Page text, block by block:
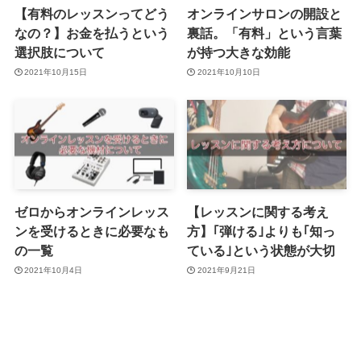
【有料のレッスンってどう
なの？】お金を払うという
選択肢について
2021年10月15日
オンラインサロンの開設と
裏話。「有料」という言葉
が持つ大きな効能
2021年10月10日
ゼロからオンラインレッス
ンを受けるときに必要なも
の一覧
2021年10月4日
【レッスンに関する考え
方】｢弾ける｣よりも｢知っ
ている｣という状態が大切
2021年9月21日